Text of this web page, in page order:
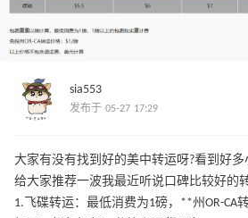
sia553
发布于 05-27 17:29
大家有没有找到好的美中转运呀?看到好多
给大家推荐一波我最近听说口碑比较好的
1.飞碟转运：最低消费为1磅，**州OR-CA